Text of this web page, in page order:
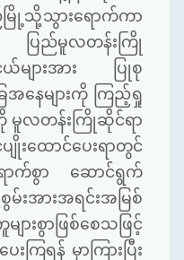
မြို့သို့သွားရောက်ကာ
ပြည်မူလတန်းကြို
များအား ပြုစု
အနေများကို ကြည့်ရှု
မူလတန်းကြိုဆိုင်ရာ
ျိုးထောင်ပေးရာတွင်
ောက်စွာ ဆောင်ရွက်
မ်းအားအရင်းအမြစ်
ားစွာဖြစ်စေသဖြင့်
ြရန် မှာကြားပြီး